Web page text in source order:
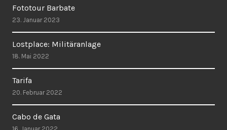
Fototour Barbate
23. Januar 2023
Lostplace: Militäranlage
18. Mai 2022
Tarifa
20. Februar 2022
Cabo de Gata